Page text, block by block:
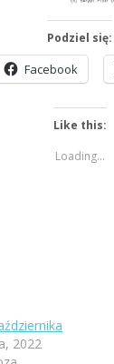
Podziel się:
Facebook
Like this:
Loading...
2022